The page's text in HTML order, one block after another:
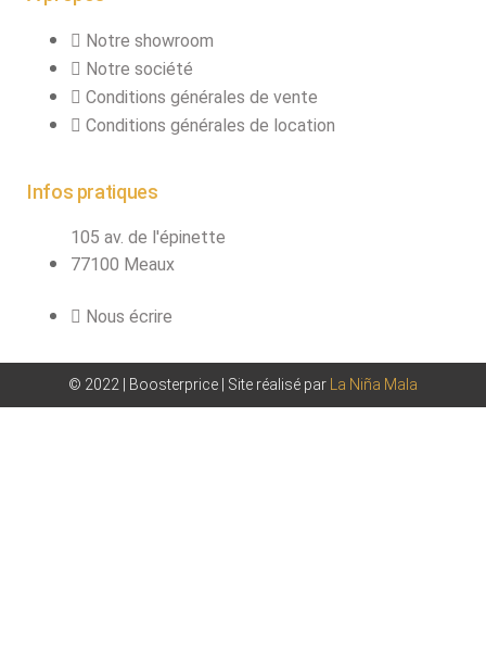
Notre showroom
Notre société
Conditions générales de vente
Conditions générales de location
Infos pratiques
105 av. de l'épinette
77100 Meaux
Nous écrire
© 2022 | Boosterprice | Site réalisé par La Niña Mala